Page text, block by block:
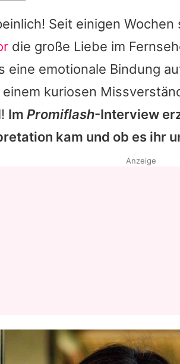
Seit einigen Wochen
die große Liebe im
eine emotionale Bindung
einem kuriosen
Im Promiflash-Interview
kam und ob es ihr
Anzeige